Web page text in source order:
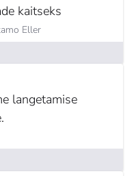
kaitseks
Eller
langetamise